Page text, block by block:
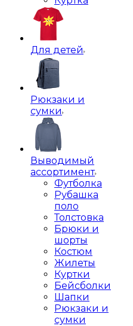
Для детей
Рюкзаки и
сумки
Выводимый
ассортимент
Футболка
Рубашка
поло
Толстовка
Брюки и
шорты
Костюм
Жилеты
Куртки
Бейсболки
Шапки
Рюкзаки и
сумки